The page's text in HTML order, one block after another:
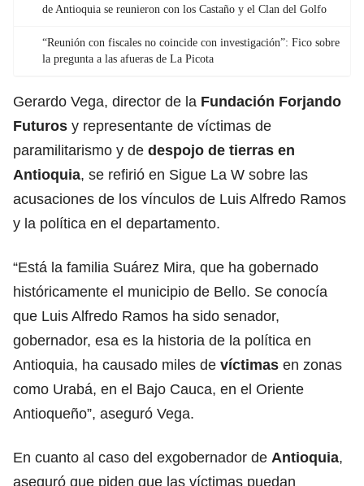
de Antioquia se reunieron con los Castaño y el Clan del Golfo
“Reunión con fiscales no coincide con investigación”: Fico sobre
la pregunta a las afueras de La Picota
Gerardo Vega, director de la Fundación Forjando
Futuros y representante de víctimas de
paramilitarismo y de despojo de tierras en
Antioquia, se refirió en Sigue La W sobre las
acusaciones de los vínculos de Luis Alfredo Ramos
y la política en el departamento.
“Está la familia Suárez Mira, que ha gobernado
históricamente el municipio de Bello. Se conocía
que Luis Alfredo Ramos ha sido senador,
gobernador, esa es la historia de la política en
Antioquia, ha causado miles de víctimas en zonas
como Urabá, en el Bajo Cauca, en el Oriente
Antioqueño”, aseguró Vega.
En cuanto al caso del exgobernador de Antioquia,
aseguró que piden que las víctimas puedan